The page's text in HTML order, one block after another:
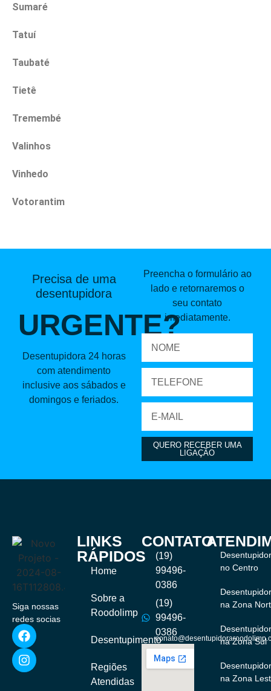
Sumaré
Tatuí
Taubaté
Tietê
Tremembé
Valinhos
Vinhedo
Votorantim
Precisa de uma
desentupidora
URGENTE?
Desentupidora 24 horas
com atendimento
inclusive aos sábados e
domingos e feriados.
Preencha o formulário ao
lado e retornaremos o
seu contato
imediatamente.
QUERO RECEBER UMA
LIGAÇÃO
Siga nossas
redes socias
LINKS
RÁPIDOS
Home
Sobre a
Roodolimp
Desentupimento
Regiões
Atendidas
CONTATO
(19)
99496-
0386
(19)
99496-
0386
no Centro
na Zona
na Zona Sul
na Zona